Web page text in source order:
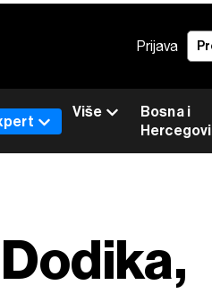
Prijava
Bosna i
Više